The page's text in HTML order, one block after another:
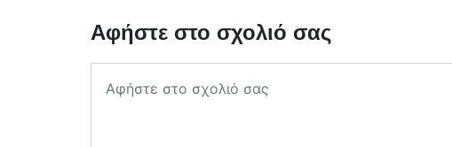
Αφήστε στο σχολιό σας